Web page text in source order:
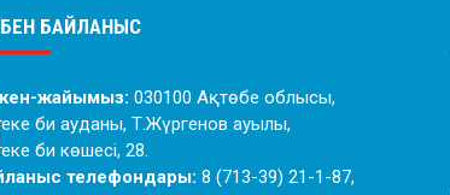
БАЙЛАНЫС
жайымыз: 030100 Ақтөбе облысы,
би ауданы, Т.Жүргенов ауылы,
би көшесі, 28.
телефондары: 8 (713-39) 21-1-87,